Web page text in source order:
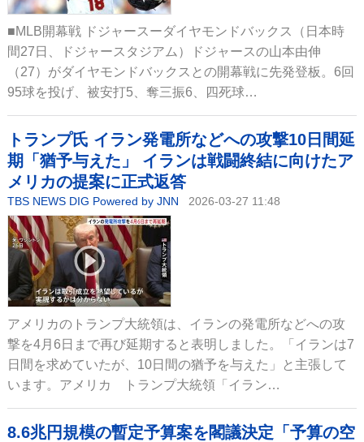
■MLB開幕戦 ドジャースーダイヤモンドバックス（日本時
間27日、ドジャースタジアム）ドジャースの山本由伸
（27）がダイヤモンドバックスとの開幕戦に先発登板。6回
95球を投げ、被安打5、奪三振6、四死球…
トランプ氏 イラン発電所などへの攻撃10日間延
期「猶予与えた」 イランは戦闘終結に向けたア
メリカの提案に正式返答
TBS NEWS DIG Powered by JNN 2026-03-27 11:48
アメリカのトランプ大統領は、イランの発電所などへの攻
撃を4月6日まで再び延期すると表明しました。「イランは7
日間を求めていたが、10日間の猶予を与えた」と主張して
います。アメリカ トランプ大統領「イラン…
8.6兆円規模の暫定予算案を閣議決定「予算の空